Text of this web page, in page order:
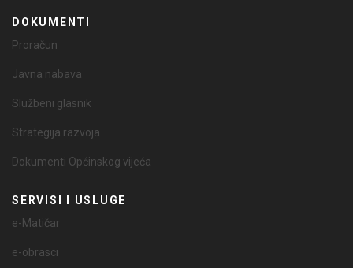
DOKUMENTI
Proračun
Javna nabava
Službeni glasnik
Strategija razvoja
Dokumenti Općinskog vijeća
SERVISI I USLUGE
e-Matičar
e-obrasci